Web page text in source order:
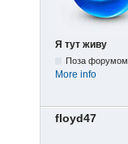
Я тут живу
Поза форумом
More info
floyd47